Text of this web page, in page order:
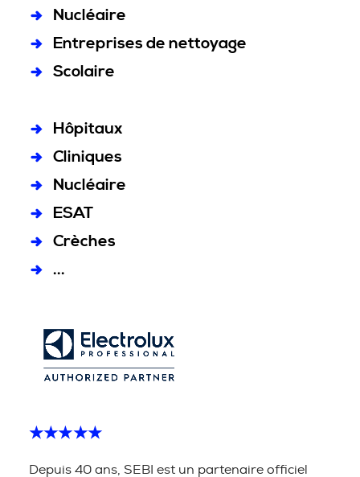
Nucléaire
Entreprises de nettoyage
Scolaire
Hôpitaux
Cliniques
Nucléaire
ESAT
Crèches
...
★★★★★
Depuis 40 ans, SEBI est un partenaire officiel